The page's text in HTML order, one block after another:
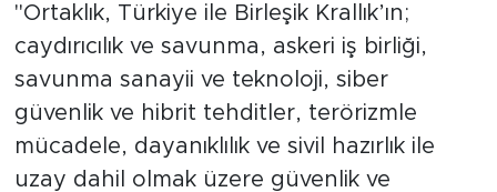
"Ortaklık, Türkiye ile Birleşik Krallık’ın;
caydırıcılık ve savunma, askeri iş birliği,
savunma sanayii ve teknoloji, siber
güvenlik ve hibrit tehditler, terörizmle
mücadele, dayanıklılık ve sivil hazırlık ile
uzay dahil olmak üzere güvenlik ve